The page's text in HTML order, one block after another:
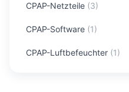
CPAP-Netzteile (3)
CPAP-Software (1)
CPAP-Luftbefeuchter (1)